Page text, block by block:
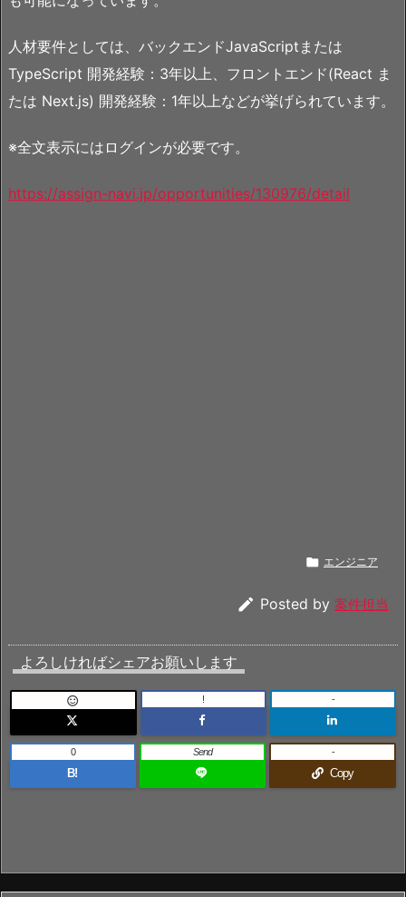
人材要件としては、バックエンドJavaScriptまたは
TypeScript 開発経験：3年以上、フロントエンド(React ま
たは Next.js) 開発経験：1年以上などが挙げられています。
※全文表示にはログインが必要です。
https://assign-navi.jp/opportunities/130976/detail
 エンジニア
 Posted by 案件担当
よろしければシェアお願いします
 ! -
B!
0 Send
Copy
-